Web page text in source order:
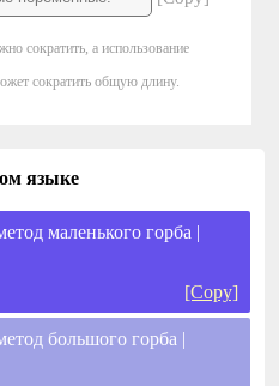
сократить, а использование
сократить общую длину.
языке
маленького горба |
[Copy]
большого горба |